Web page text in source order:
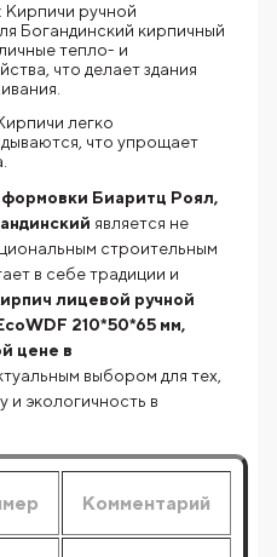
Кирпичи ручной
Богандинский кирпичный
тепло- и
что делает здания
легко
что упрощает
Биаритц Роял,
является не
строительным
в себе традиции и
лицевой ручной
210*50*65 мм,
цене в
выбором для тех,
и экологичность в
Комментарий